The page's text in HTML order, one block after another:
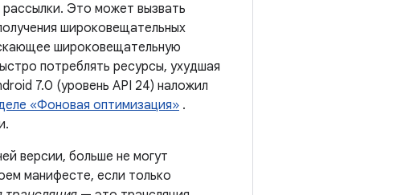
Это может вызвать
широковещательных
широковещательную
потреблять ресурсы, ухудшая
7.0 (уровень API 24) наложил
«Фоновая оптимизация» .
версии, больше не могут
манифесте, если только